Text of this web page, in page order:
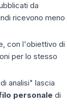
da
ricevono meno
con l'obiettivo di
per lo stesso
analisi" lascia
personale di